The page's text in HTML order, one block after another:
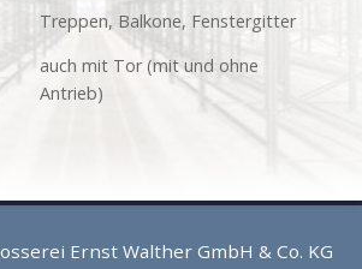
Treppen, Balkone, Fenstergitter
auch mit Tor (mit und ohne
Antrieb)
Ernst Walther GmbH & Co. KG